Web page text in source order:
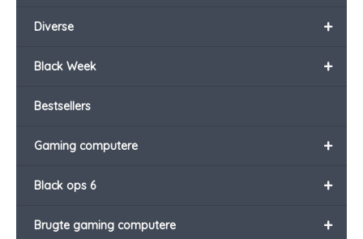
+
Diverse
+
Black Week
Bestsellers
+
Gaming computere
+
Black ops 6
+
Brugte gaming computere